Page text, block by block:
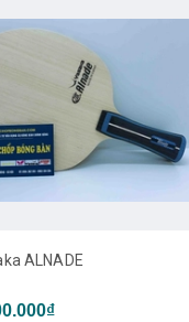
ALNADE